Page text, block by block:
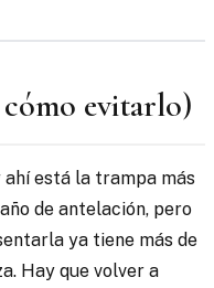
evitarlo)
ahí está la trampa más
de antelación, pero
ya tiene más de
Hay que volver a